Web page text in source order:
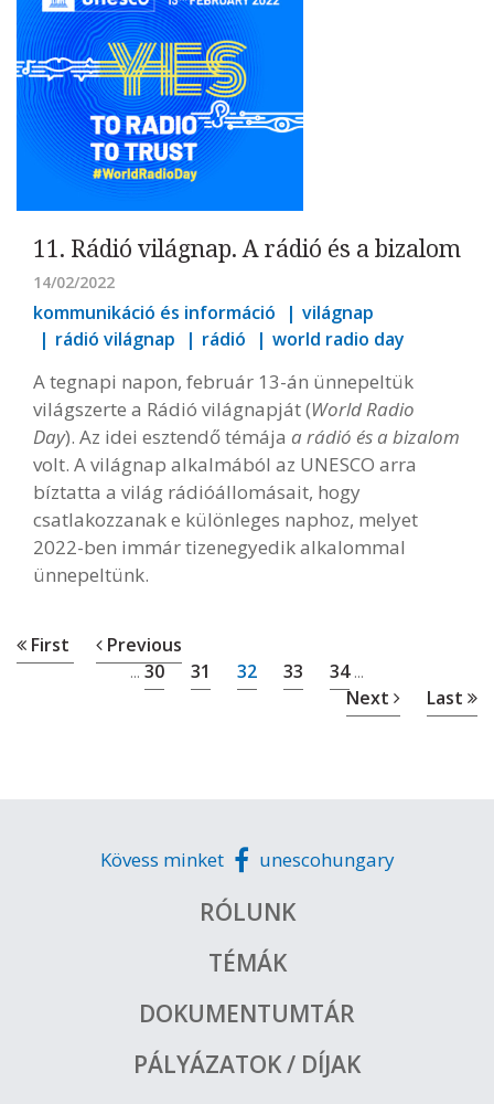
11. Rádió világnap. A rádió és a bizalom
14/02/2022
kommunikáció és információ
világnap
rádió világnap
rádió world radio day
A tegnapi napon, február 13-án ünnepeltük
világszerte a Rádió világnapját (World Radio
Day). Az idei esztendő témája a rádió és a bizalom
volt. A világnap alkalmából az UNESCO arra
bíztatta a világ rádióállomásait, hogy
csatlakozzanak e különleges naphoz, melyet
2022-ben immár tizenegyedik alkalommal
ünnepeltünk.
First Previous
... 30 31 32 33 34...
Next Last
Kövess minket unescohungary
RÓLUNK
TÉMÁK
DOKUMENTUMTÁR
PÁLYÁZATOK / DÍJAK